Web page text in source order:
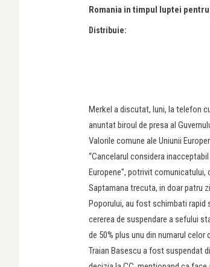
Romania in timpul luptei
Distribuie:
Merkel a discutat, luni, la telefon
anuntat biroul de presa al
Valorile comune ale Uniunii
“Cancelarul considera
Europene”, potrivit comunicatului,
Saptamana trecuta, in doar patru
Poporului, au fost schimbati rapid
cererea de suspendare a sefului
de 50% plus unu din numarul celor
Traian Basescu a fost suspendat